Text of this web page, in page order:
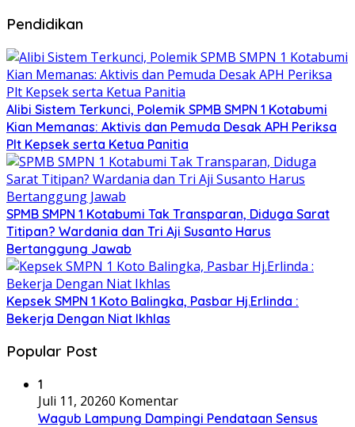
Pendidikan
Alibi Sistem Terkunci, Polemik SPMB SMPN 1 Kotabumi
Kian Memanas: Aktivis dan Pemuda Desak APH Periksa
Plt Kepsek serta Ketua Panitia
SPMB SMPN 1 Kotabumi Tak Transparan, Diduga Sarat
Titipan? Wardania dan Tri Aji Susanto Harus
Bertanggung Jawab
Kepsek SMPN 1 Koto Balingka, Pasbar Hj.Erlinda :
Bekerja Dengan Niat Ikhlas
Popular Post
1
Juli 11, 20260 Komentar
Wagub Lampung Dampingi Pendataan Sensus